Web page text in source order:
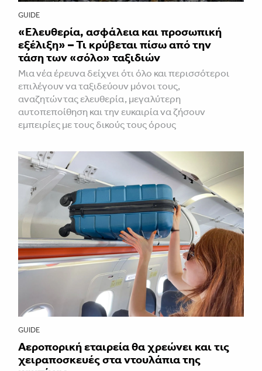
GUIDE
«Ελευθερία, ασφάλεια και προσωπική
εξέλιξη» – Τι κρύβεται πίσω από την
τάση των «σόλο» ταξιδιών
Μια νέα έρευνα δείχνει ότι όλο και περισσότεροι
επιλέγουν να ταξιδεύουν μόνοι τους,
αναζητώντας ελευθερία, μεγαλύτερη
αυτοπεποίθηση και την ευκαιρία να ζήσουν
εμπειρίες με τους δικούς τους όρους
GUIDE
Αεροπορική εταιρεία θα χρεώνει και τις
χειραποσκευές στα ντουλάπια της